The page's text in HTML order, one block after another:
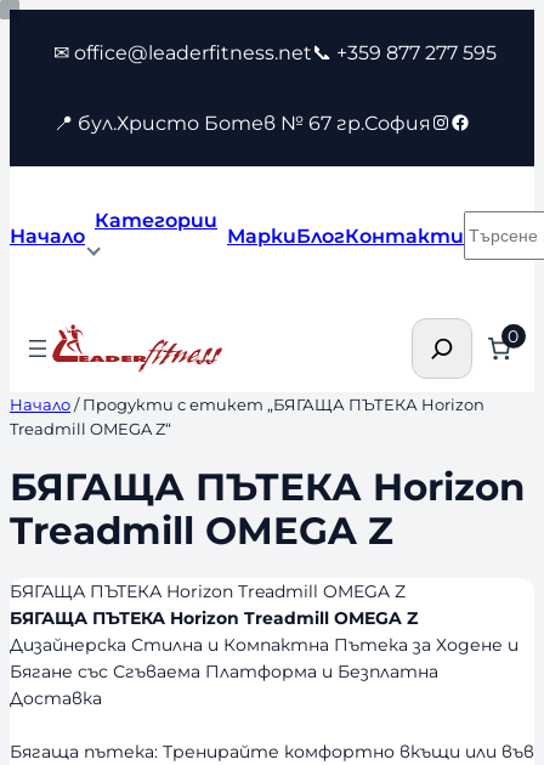
Към
съдържанието
✉ office@leaderfitness.net📞 +359 877 277 595
📍 бул.Христо Ботев № 67 гр.София Instagram
Facebook
Начало
Категории
МаркиБлогКонтакти
Търсене 0
Начало/ Продукти с етикет „БЯГАЩА ПЪТЕКА Horizon
Treadmill OMEGA Z“
БЯГАЩА ПЪТЕКА Horizon
Treadmill OMEGA Z
БЯГАЩА ПЪТЕКА Horizon Treadmill OMEGA Z
БЯГАЩА ПЪТЕКА Horizon Treadmill OMEGA Z
Дизайнерска Стилна и Компактна Пътека за Ходене и
Бягане със Сгъваема Платформа и Безплатна
Доставка
Бягаща пътека: Тренирайте комфортно вкъщи или във